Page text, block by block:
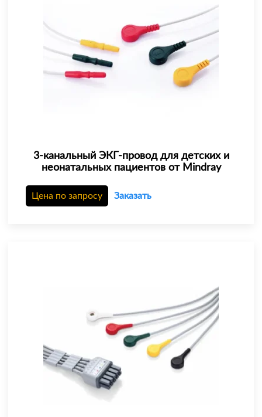
3-канальный ЭКГ-провод для детских и
неонатальных пациентов от Mindray
Цена по запросу Заказать